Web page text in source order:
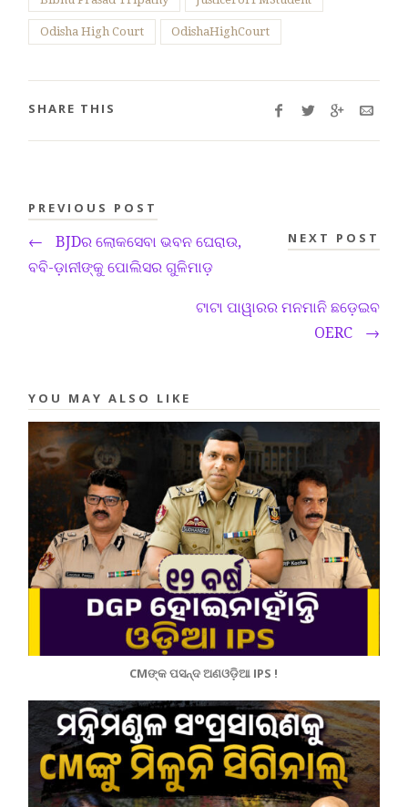
Odisha High Court OdishaHighCourt
SHARE THIS
PREVIOUS POST
←
BJDର ଲୋକସେବା ଭବନ ଘେରାଉ,
ବବି-ଡ଼ାନୀଙ୍କୁ ପୋଲିସର ଗୁଳିମାଡ଼
NEXT POST
ଟାଟା ପାୱାରର ମନମାନି ଛଡ଼େଇବ
OERC
→
YOU MAY ALSO LIKE
CMଙ୍କ ପସନ୍ଦ ଅଣଓଡ଼ିଆ IPS !